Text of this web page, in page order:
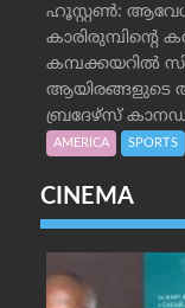
ഹൂസ്റ്റണ്‍:
കാരിരുമ്പിന്റെ
കമ്പക്കയറില്‍
ആയിരങ്ങളുടെ
ബ്രദേഴ്‌സ്
AMERICA SPORTS
CINEMA